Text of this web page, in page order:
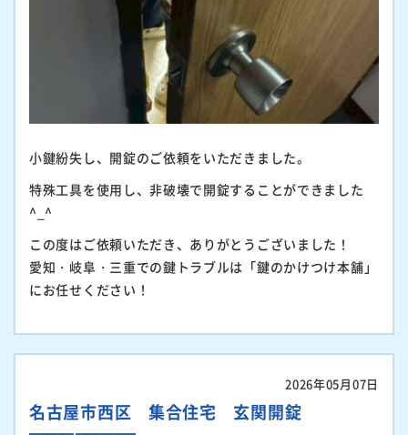
小鍵紛失し、開錠のご依頼をいただきました。
特殊工具を使用し、非破壊で開錠することができました
^_^
この度はご依頼いただき、ありがとうございました！
愛知・岐阜・三重での鍵トラブルは「鍵のかけつけ本舗」
にお任せください！
2026年05月07日
名古屋市西区 集合住宅 玄関開錠